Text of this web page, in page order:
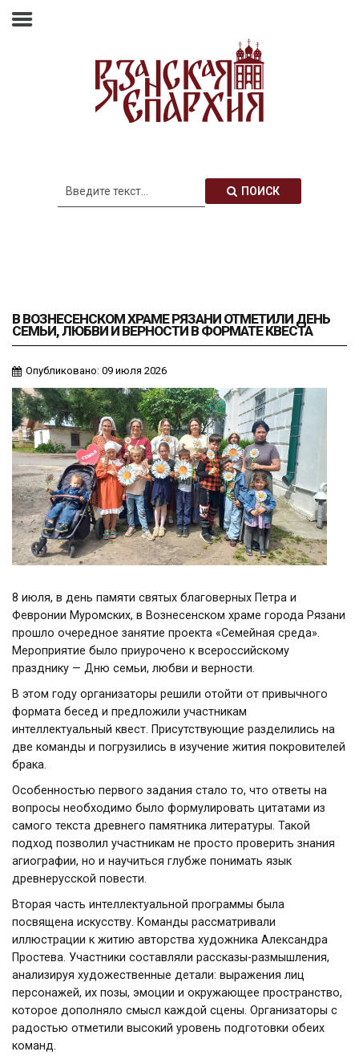
Митрополия ПОИСК
В ВОЗНЕСЕНСКОМ ХРАМЕ РЯЗАНИ ОТМЕТИЛИ ДЕНЬ
СЕМЬИ, ЛЮБВИ И ВЕРНОСТИ В ФОРМАТЕ КВЕСТА
Опубликовано: 09 июля 2026
8 июля, в день памяти святых благоверных Петра и
Февронии Муромских, в Вознесенском храме города Рязани
прошло очередное занятие проекта «Семейная среда».
Мероприятие было приурочено к всероссийскому
празднику — Дню семьи, любви и верности.
В этом году организаторы решили отойти от привычного
формата бесед и предложили участникам
интеллектуальный квест. Присутствующие разделились на
две команды и погрузились в изучение жития покровителей
брака.
Особенностью первого задания стало то, что ответы на
вопросы необходимо было формулировать цитатами из
самого текста древнего памятника литературы. Такой
подход позволил участникам не просто проверить знания
агиографии, но и научиться глубже понимать язык
древнерусской повести.
Вторая часть интеллектуальной программы была
посвящена искусству. Команды рассматривали
иллюстрации к житию авторства художника Александра
Простева. Участники составляли рассказы-размышления,
анализируя художественные детали: выражения лиц
персонажей, их позы, эмоции и окружающее пространство,
которое дополняло смысл каждой сцены. Организаторы с
радостью отметили высокий уровень подготовки обеих
команд.